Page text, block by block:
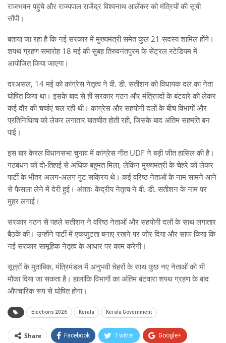
राजभवन पहुंचे और राज्यपाल राजेंद्र विश्वनाथ आर्लेकर को मंत्रियों की सूची
सौंपी।
बताया जा रहा है कि नई सरकार में मुख्यमंत्री समेत कुल 21 सदस्य शामिल होंगे।
शपथ ग्रहण समारोह 18 मई की सुबह तिरुवनंतपुरम के सेंट्रल स्टेडियम में
आयोजित किया जाएगा।
दरअसल, 14 मई को कांग्रेस नेतृत्व ने वी. डी. सतीशन को विधायक दल का नेता
घोषित किया था। इसके बाद से ही सरकार गठन और मंत्रिपदों के बंटवारे को लेकर
कई दौर की चर्चाएं चल रही थीं। कांग्रेस और सहयोगी दलों के बीच विभागों और
प्रतिनिधित्व को लेकर लगातार बातचीत होती रही, जिसके बाद अंतिम सहमति बन
पाई।
इस बार केरल विधानसभा चुनाव में कांग्रेस नीत UDF ने बड़ी जीत हासिल की है।
गठबंधन को दो-तिहाई से अधिक बहुमत मिला, लेकिन मुख्यमंत्री के चेहरे को लेकर
पार्टी के भीतर अलग-अलग गुट सक्रिय थे। कई वरिष्ठ नेताओं के नाम सामने आने
से फैसला लेने में देरी हुई। अंततः केंद्रीय नेतृत्व ने वी. डी. सतीशन के नाम पर
मुहर लगाई।
सरकार गठन से पहले सतीशन ने वरिष्ठ नेताओं और सहयोगी दलों के साथ लगातार
बैठकें कीं। उन्होंने पार्टी में एकजुटता बनाए रखने पर जोर दिया और साफ किया कि
नई सरकार सामूहिक नेतृत्व के आधार पर काम करेगी।
सूत्रों के मुताबिक, मंत्रिमंडल में अनुभवी चेहरों के साथ कुछ नए नेताओं को भी
मौका दिया जा सकता है। हालांकि विभागों का अंतिम बंटवारा शपथ ग्रहण के बाद
औपचारिक रूप से घोषित होगा।
Elections 2026 Kerala Kerala Government
Share Facebook Twitter Google+